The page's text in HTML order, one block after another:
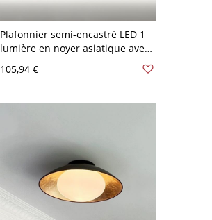
Plafonnier semi-encastré LED 1
lumière en noyer asiatique avec
abat-jour en verre transparent -
110 V-120 V 22,86 cm Hévéa
105,94 €